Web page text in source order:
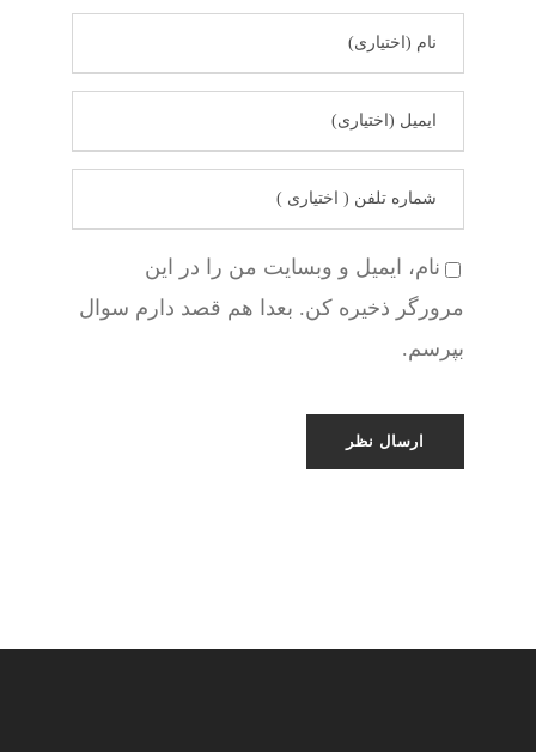
نام، ایمیل و وبسایت من را در این
مرورگر ذخیره کن. بعدا هم قصد دارم سوال
بپرسم.